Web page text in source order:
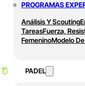
PROGRAMAS
Análisis Y Scouting
TareasFuerza,
FemeninoModelo
PADEL